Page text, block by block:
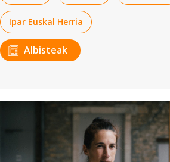
Ipar Euskal Herria
Albisteak